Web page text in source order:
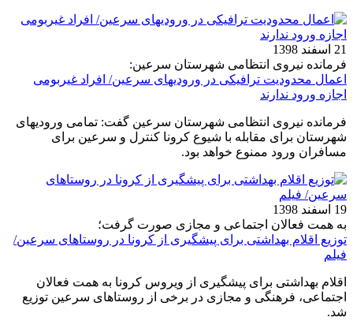
21 اسفند 1398
فرمانده نیروی انتظامی شهرستان سرعین:
اعمال محدودیت ترافیکی در ورودیهای سرعین/ افراد غیربومی
اجازه ورود ندارند
فرمانده نیروی انتظامی شهرستان سرعین گفت: تمامی ورودیهای
شهرستان برای مقابله با شیوع کرونا کنترل و سرعین برای
مسافران ورود ممنوع خواهد بود.
19 اسفند 1398
به همت فعالان اجتماعی و مجازی صورت گرفت؛
توزیع اقلام بهداشتی برای پیشگیری از کرونا در روستاهای سرعین/
فیلم
اقلام بهداشتی برای پیشگیری از ویروس کرونا به همت فعالان
اجتماعی، فرهنگی و مجازی در برخی از روستاهای سرعین توزیع
شد.